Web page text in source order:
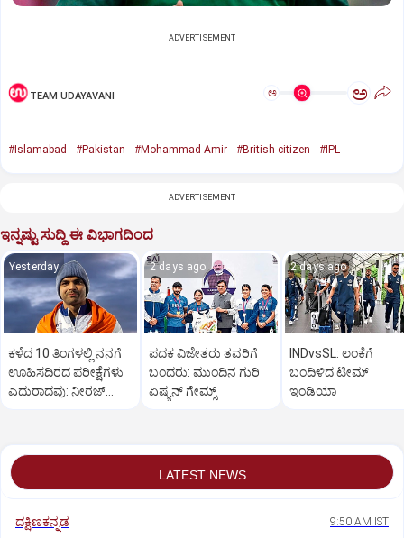
ADVERTISEMENT
TEAM UDAYAVANI ಅ ಅ
#Islamabad #Pakistan #Mohammad Amir #British citizen #IPL
ADVERTISEMENT
ಇನ್ನಷ್ಟು ಸುದ್ದಿ ಈ ವಿಭಾಗದಿಂದ
Yesterday
ಕಳೆದ 10 ತಿಂಗಳಲ್ಲಿ ನನಗೆ
ಊಹಿಸದಿರದ ಪರೀಕ್ಷೆಗಳು
ಎದುರಾದವು: ನೀರಜ್
2 days ago
ಪದಕ ವಿಜೇತರು ತವರಿಗೆ
ಬಂದರು: ಮುಂದಿನ ಗುರಿ
ಏಷ್ಯನ್‌ ಗೇಮ್ಸ್‌
2 days ago
INDvsSL: ಲಂಕೆಗೆ
ಬಂದಿಳಿದ ಟೀಮ್
ಇಂಡಿಯಾ
LATEST NEWS
ದಕ್ಷಿಣಕನ್ನಡ 9:50 AM IST